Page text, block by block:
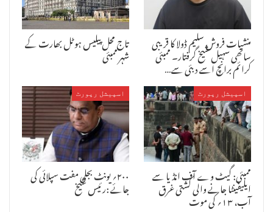
منشیات فروش سلیم ڈولا کا قریبی
ساتھی سہیل شیخ گرفتار۔ ممبئی
کرائم برانچ اسے دبئی سے…
تاج محل پیلیس ہوٹل بھارت کے
شہر ممبئی
اسپیشل رپورٹ
ممبئی: گیٹ وے آف انڈیا سے
ایلیفینٹا جانے والی کشتی غرق
آب، ۱۳؍ کی موت
اسپیشل رپورٹ
۲۰۰؍ یونٹ بجلی مفت سپلائی کی
جائے :رئیس شیخ